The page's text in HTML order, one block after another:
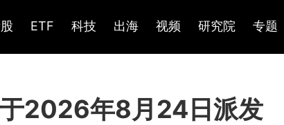
ETF 科技 出海 视频 研究院 专题
2026年8月24日派发